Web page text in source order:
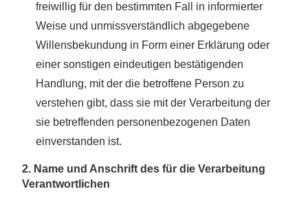
freiwillig für den bestimmten Fall in informierter
Weise und unmissverständlich abgegebene
Willensbekundung in Form einer Erklärung oder
einer sonstigen eindeutigen bestätigenden
Handlung, mit der die betroffene Person zu
verstehen gibt, dass sie mit der Verarbeitung der
sie betreffenden personenbezogenen Daten
einverstanden ist.
2. Name und Anschrift des für die Verarbeitung
Verantwortlichen